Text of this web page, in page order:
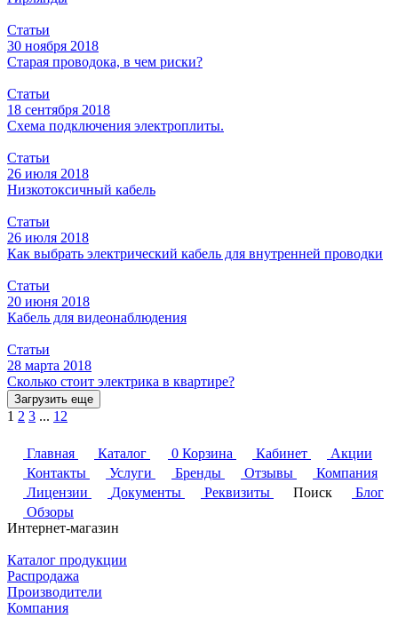
Статьи
30 ноября 2018
Старая проводока, в чем риски?
Статьи
18 сентября 2018
Схема подключения электроплиты.
Статьи
26 июля 2018
Низкотоксичный кабель
Статьи
26 июля 2018
Как выбрать электрический кабель для внутренней проводки
Статьи
20 июня 2018
Кабель для видеонаблюдения
Статьи
28 марта 2018
Сколько стоит электрика в квартире?
Загрузить еще
1 2 3 ... 12
Главная Каталог 0 Корзина Кабинет
Акции
Контакты
Услуги Бренды Отзывы
Компания
Лицензии
Документы Реквизиты Поиск
Блог
Обзоры
Интернет-магазин
Каталог продукции
Распродажа
Производители
Компания